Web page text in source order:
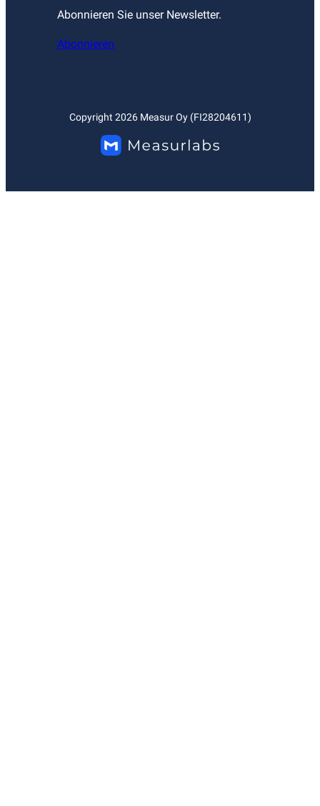
Abonnieren Sie unser Newsletter.
Abonnieren
Copyright 2026Measur Oy (FI28204611)